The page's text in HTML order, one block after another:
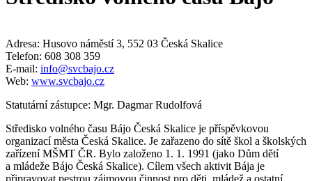
Adresa: Husovo náměstí 3, 552 03 Česká Skalice
Telefon: 608 308 359
E-mail: info@svcbajo.cz
Web: www.svcbajo.cz
Statutární zástupce: Mgr. Dagmar Rudolfová
Středisko volného času Bájo Česká Skalice je příspěvkovou
organizací města Česká Skalice. Je zařazeno do sítě škol a školských
zařízení MŠMT ČR. Bylo založeno 1. 1. 1991 (jako Dům dětí
a mládeže Bájo Česká Skalice). Cílem všech aktivit Bája je
připravovat pestrou zájmovou činnost pro děti, mládež a ostatní